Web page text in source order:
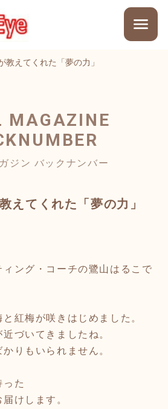
教えてくれた「夢の力」
MAGAZINE
ジン バックナンバー
えてくれた「夢の力」
ィング・コーチの鷺山はるこで
紅梅が咲きはじめました。
づいてきましたね。
りもいられません。
った
けします。